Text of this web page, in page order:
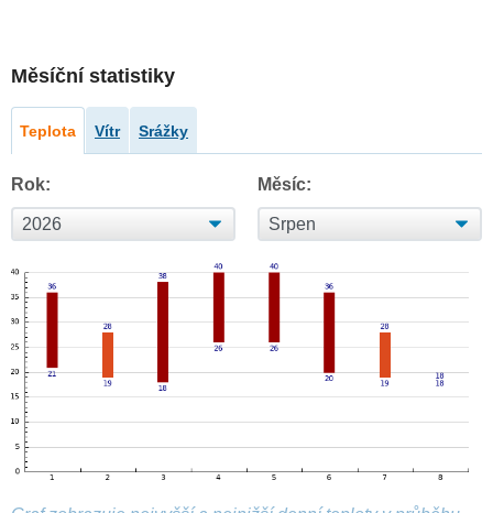
Měsíční statistiky
Teplota Vítr Srážky
Rok: Měsíc: